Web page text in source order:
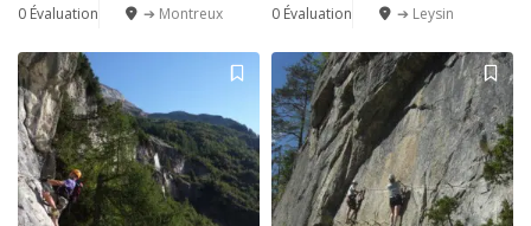
0 Évaluation ➔ Montreux 0 Évaluation ➔ Leysin